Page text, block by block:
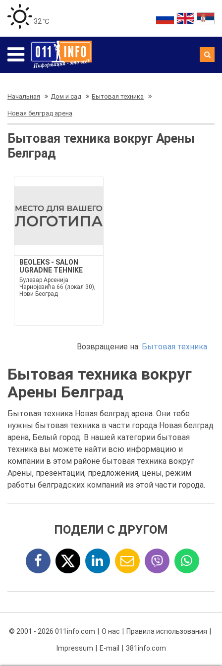
32 ℃
Начальная Дом и сад Бытовая техника
Новая белград арена
Бытовая техника вокруг Арены
Белград
BEOLEKS - SALON
UGRADNE TEHNIKE
Булевар Арсенија
Чарнојевића 66 (локал 30),
Нови Београд
Возвращение на: Бытовая техника
Бытовая техника вокруг
Арены Белград
Бытовая техника Новая белград арена. Они тебе
нужны бытовая техника в части города Новая белград
арена, Белый город. В нашей категории бытовая
техника вы можете найти всю информацию и
компании в этом районе бытовая техника вокруг
Арены, презентации, предложения, цены, режим
работы белградских компаний из этой части города.
ПОДЕЛИ С ДРУГОМ
© 2001 - 2026 011info.com О нас Правила использования
Impressum E-mail 381info.com